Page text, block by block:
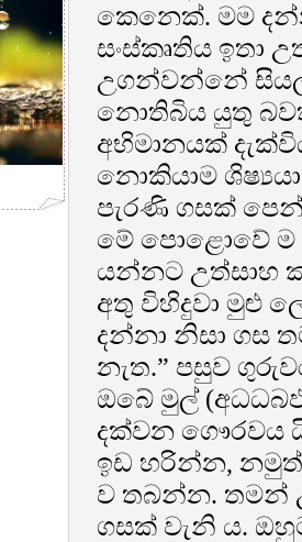
කෙනෙක්. මම
සංස්කෘතිය ඉතා
උගන්වන්නේ
නොතිබිය යුතු
අභිමානයක්
නොකියාම
පැරණි ගසක්
මේ පොළොවේ ම
යන්නට උත්සාහ
අතු විහිදුවා මුළු
දන්නා නිසා ගස
නැත.” පසුව
ඔබේ මුල්
දක්වන ගෞරවය
ඉඩ හරින්න,
ව තබන්න. තමන්
ගසක් වැනි ය.